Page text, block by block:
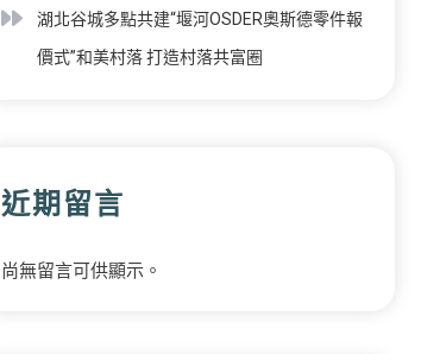
湖北谷城多點共建“堰河OSDER奧斯德零件報
價式”和美村落 打造村落共富圈
近期留言
尚無留言可供顯示。